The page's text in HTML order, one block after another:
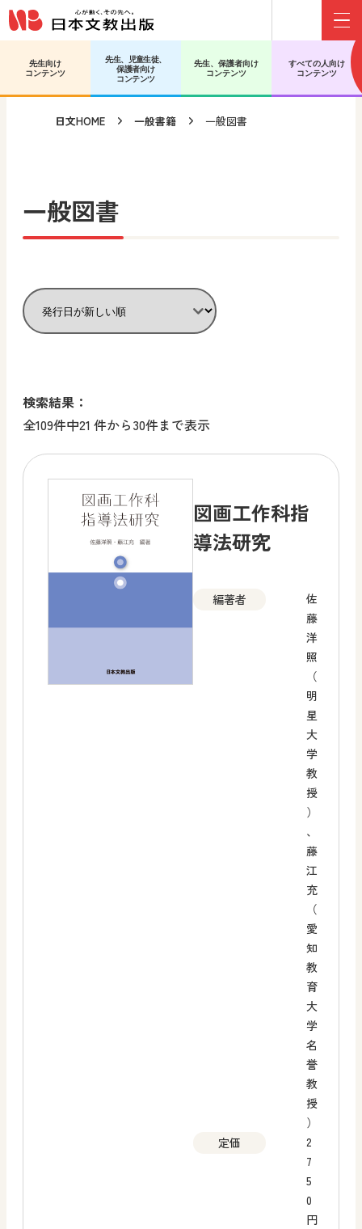
メインコンテンツへ移動
サブコンテンツへ移動
先生向け
コンテンツ
先生、児童生徒、
保護者向け
コンテンツ
先生、保護者向け
コンテンツ
すべての人向け
コンテンツ
日文HOME 一般書籍 一般図書
一般図書
検索結果：
全109件中21 件から30件まで表示
図画工作科指
導法研究
編著者
佐
藤
洋
照
（
明
星
大
学
教
授
）
、
藤
江
充
（
愛
知
教
育
大
学
名
誉
教
授
）
定価
2
7
5
0
円